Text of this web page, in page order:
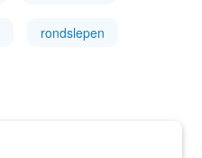
rondslepen